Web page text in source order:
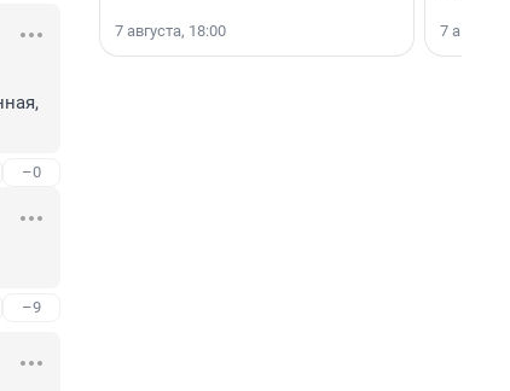
–0
–9
7 августа, 18:00 7